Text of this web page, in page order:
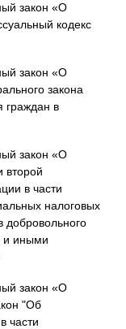
закон «О
кодекс
закон «О
закона
граждан в
закон «О
второй
в части
налоговых
добровольного
и иными
закон «О
"Об
части